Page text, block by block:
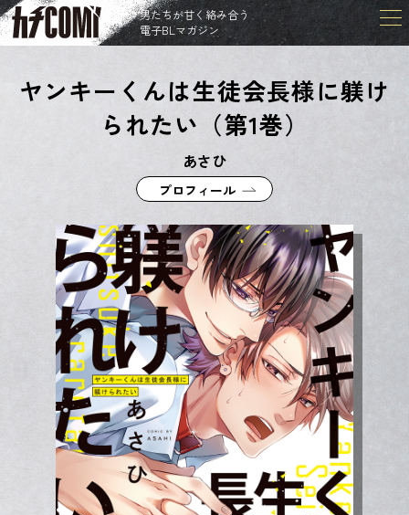
男たちが甘く絡み合う
電子BLマガジン
ヤンキーくんは生徒会長様に躾け
られたい（第1巻）
あさひ
プロフィール